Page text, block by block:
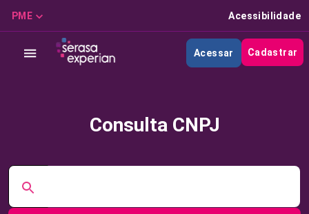
PME Acessibilidade
Acessar Cadastrar
Consulta CNPJ